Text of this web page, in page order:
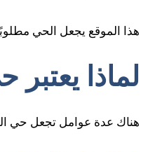
هذا الموقع يجعل الحي
لماذا يعتبر
هناك عدة عوامل تجعل حي